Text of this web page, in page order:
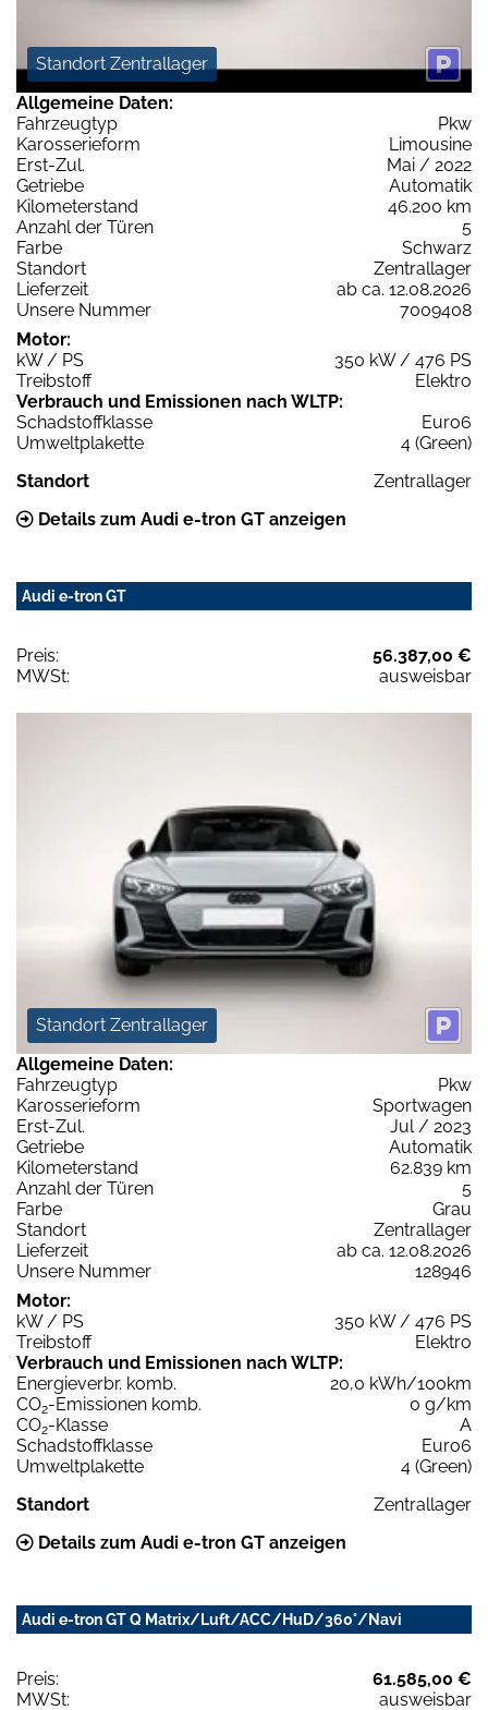
Standort Zentrallager
Allgemeine Daten:
Fahrzeugtyp
Pkw
Karosserieform
Limousine
Erst-Zul.
Mai / 2022
Getriebe
Automatik
Kilometerstand
46.200 km
Anzahl der Türen
5
Farbe
Schwarz
Standort
Zentrallager
Lieferzeit
ab ca. 12.08.2026
Unsere Nummer
7009408
Motor:
kW / PS
350 kW / 476 PS
Treibstoff
Elektro
Verbrauch und Emissionen nach WLTP:
Schadstoffklasse
Euro6
Umweltplakette
4 (Green)
Standort
Zentrallager
Details zum Audi e-tron GT anzeigen
Audi e-tron GT
Preis:
56.387,00 €
MWSt:
ausweisbar
Standort Zentrallager
Allgemeine Daten:
Fahrzeugtyp
Pkw
Karosserieform
Sportwagen
Erst-Zul.
Jul / 2023
Getriebe
Automatik
Kilometerstand
62.839 km
Anzahl der Türen
5
Farbe
Grau
Standort
Zentrallager
Lieferzeit
ab ca. 12.08.2026
Unsere Nummer
128946
Motor:
kW / PS
350 kW / 476 PS
Treibstoff
Elektro
Verbrauch und Emissionen nach WLTP:
Energieverbr. komb.
20,0 kWh/100km
CO2-Emissionen komb.
0 g/km
CO2-Klasse
A
Schadstoffklasse
Euro6
Umweltplakette
4 (Green)
Standort
Zentrallager
Details zum Audi e-tron GT anzeigen
Audi e-tron GT Q Matrix/Luft/ACC/HuD/360°/Navi
Preis:
61.585,00 €
MWSt:
ausweisbar